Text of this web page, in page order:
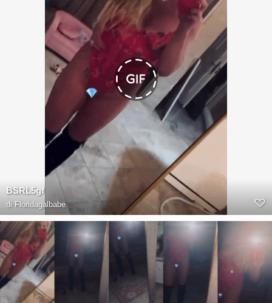
BSRL5gf
di Floridagalbabe